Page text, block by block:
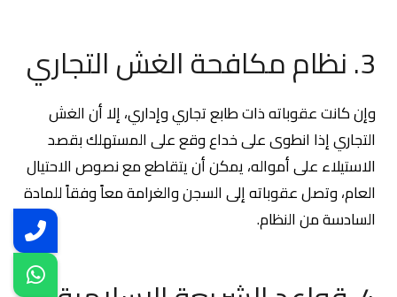
3. نظام مكافحة الغش التجاري
وإن كانت عقوباته ذات طابع تجاري وإداري، إلا أن الغش
التجاري إذا انطوى على خداع وقع على المستهلك بقصد
الاستيلاء على أمواله، يمكن أن يتقاطع مع نصوص الاحتيال
العام، وتصل عقوباته إلى السجن والغرامة معاً وفقاً للمادة
السادسة من النظام.